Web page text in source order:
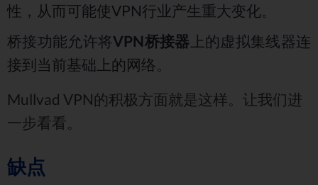
性，从而可能使VPN行业产生重大变化。
桥接功能允许将VPN桥接器 上的虚拟集线器连
接到当前基础上的网络。
Mullvad VPN的积极方面就是这样。让我们进
一步看看。
缺点